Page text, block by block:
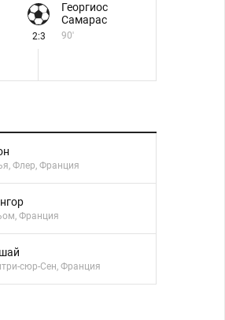
2:3
Георгиос
Самарас
90'
Флер, Франция
Франция
сюр-Сен, Франция